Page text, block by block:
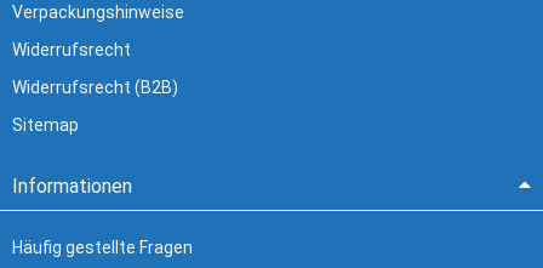
Verpackungshinweise
Widerrufsrecht
Widerrufsrecht (B2B)
Sitemap
Informationen
Häufig gestellte Fragen